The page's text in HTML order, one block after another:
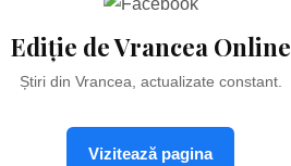
Ediție de Vrancea Online
Știri din Vrancea, actualizate constant.
Vizitează pagina